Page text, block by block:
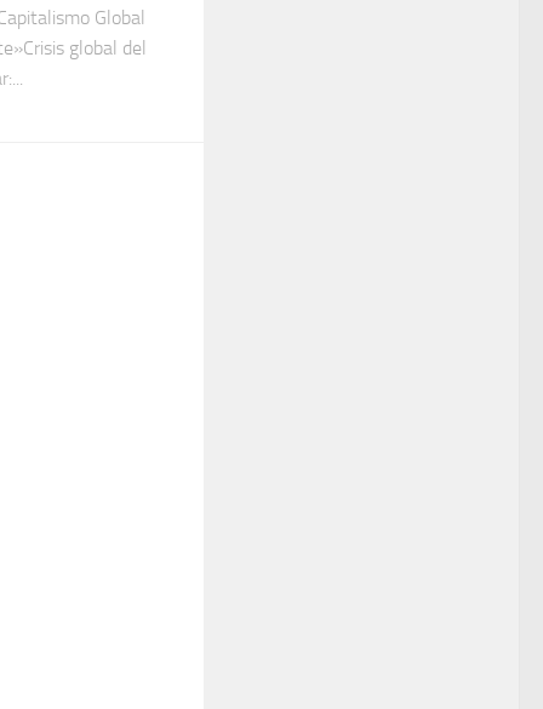
Global
global del